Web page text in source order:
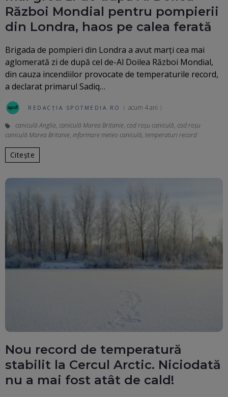
Război Mondial pentru pompierii
din Londra, haos pe calea ferată
Brigada de pompieri din Londra a avut marți cea mai
aglomerată zi de după cel de-Al Doilea Război Mondial,
din cauza incendiilor provocate de temperaturile record,
a declarat primarul Sadiq…
REDACȚIA SPOTMEDIA.RO acum 4 ani
caniculă Anglia, caniculă Marea Britanie, cod roșu caniculă, cod roșu
caniculă Marea Britanie, informare meteo caniculă, temperaturi record
Citește
Nou record de temperatură
stabilit la Cercul Arctic. Niciodată
nu a mai fost atât de cald!